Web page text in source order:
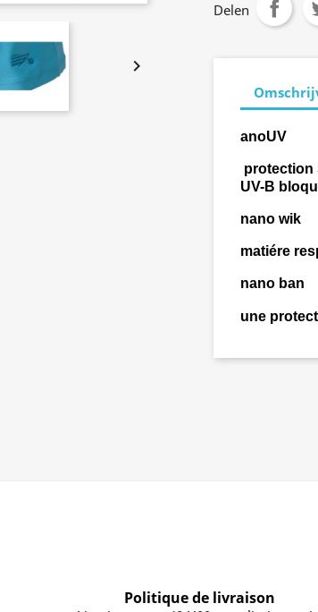

Delen
anoUV
protection
UV-B
nano wik
matiére
nano ban
une
Politique de livraison